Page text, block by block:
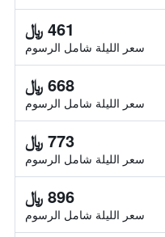
461 ﷼
سعر الليلة شامل الرسوم
668 ﷼
سعر الليلة شامل الرسوم
773 ﷼
سعر الليلة شامل الرسوم
896 ﷼
سعر الليلة شامل الرسوم